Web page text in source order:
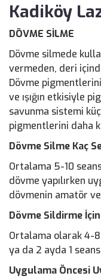
Kadiköy
DÖVME SİLME
Dövme silmede
vermeden, deri
Dövme
ve ışığın etkisiyle
savunma sistemi
pigmentlerini daha
Dövme Silme Kaç
Ortalama 5-10 seans
dövme yapılırken
dövmenin amatör
Dövme Sildirme İçin
Ortalama olarak 4-
ya da 2 ayda 1
Uygulama Öncesi